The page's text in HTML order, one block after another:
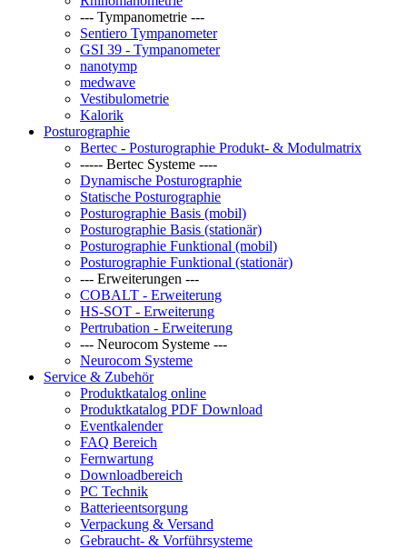
--- Tympanometrie ---
Sentiero Tympanometer
GSI 39 - Tympanometer
nanotymp
medwave
Vestibulometrie
Kalorik
Posturographie
Bertec - Posturographie Produkt- & Modulmatrix
----- Bertec Systeme ----
Dynamische Posturographie
Statische Posturographie
Posturographie Basis (mobil)
Posturographie Basis (stationär)
Posturographie Funktional (mobil)
Posturographie Funktional (stationär)
--- Erweiterungen ---
COBALT - Erweiterung
HS-SOT - Erweiterung
Pertrubation - Erweiterung
--- Neurocom Systeme ---
Neurocom Systeme
Service & Zubehör
Produktkatalog online
Produktkatalog PDF Download
Eventkalender
FAQ Bereich
Fernwartung
Downloadbereich
PC Technik
Batterieentsorgung
Verpackung & Versand
Gebraucht- & Vorführsysteme